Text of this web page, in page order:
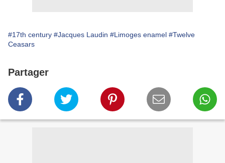
#17th century #Jacques Laudin #Limoges enamel #Twelve
Ceasars
Partager